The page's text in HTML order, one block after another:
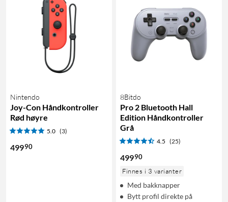
Nintendo
Joy-Con Håndkontroller
Rød høyre
5.0 (3)
49990
8Bitdo
Pro 2 Bluetooth Hall
Edition Håndkontroller
Grå
4.5 (25)
49990
Finnes i 3 varianter
Med bakknapper
Bytt profil direkte på